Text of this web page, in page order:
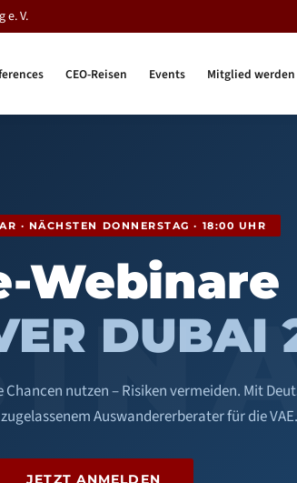
V.
CEO-Reisen Events Mitglied werden
· NÄCHSTEN DONNERSTAG · 18:00 UHR
Webinare
DUBAI
Chancen nutzen – Risiken vermeiden. Mit
Auswandererberater für die VAE.
JETZT ANMELDEN